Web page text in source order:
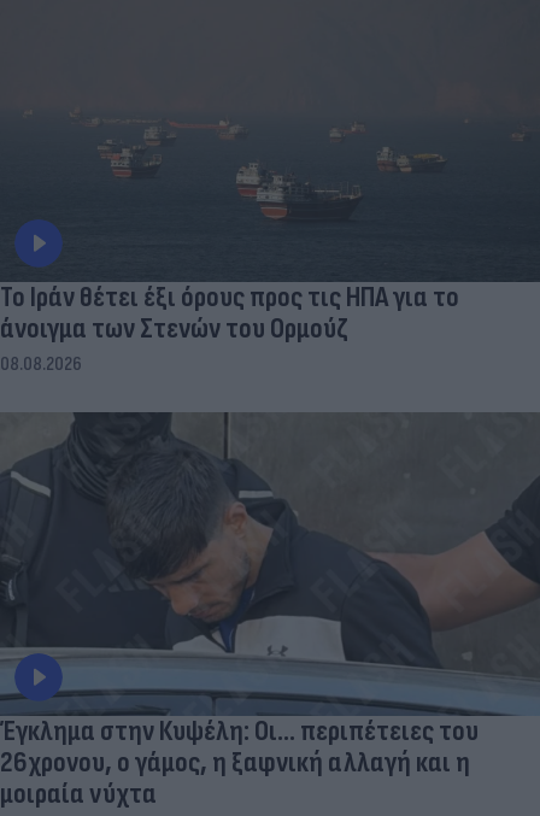
Το Ιράν θέτει έξι όρους προς τις ΗΠΑ για το
άνοιγμα των Στενών του Ορμούζ
08.08.2026
Έγκλημα στην Κυψέλη: Οι... περιπέτειες του
26χρονου, ο γάμος, η ξαφνική αλλαγή και η
μοιραία νύχτα